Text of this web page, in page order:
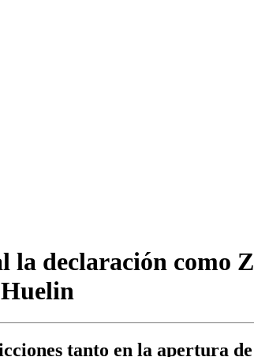
declaración como
tanto en la apertura